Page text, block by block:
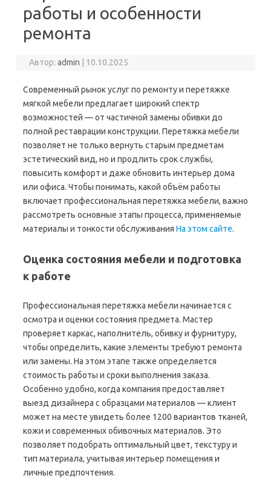
работы и особенности
ремонта
Автор:admin 10.10.2025
Современный рынок услуг по ремонту и перетяжке
мягкой мебели предлагает широкий спектр
возможностей — от частичной замены обивки до
полной реставрации конструкции. Перетяжка мебели
позволяет не только вернуть старым предметам
эстетический вид, но и продлить срок службы,
повысить комфорт и даже обновить интерьер дома
или офиса. Чтобы понимать, какой объём работы
включает профессиональная перетяжка мебели, важно
рассмотреть основные этапы процесса, применяемые
материалы и тонкости обслуживания На этом сайте.
Оценка состояния мебели и подготовка
к работе
Профессиональная перетяжка мебели начинается с
осмотра и оценки состояния предмета. Мастер
проверяет каркас, наполнитель, обивку и фурнитуру,
чтобы определить, какие элементы требуют ремонта
или замены. На этом этапе также определяется
стоимость работы и сроки выполнения заказа.
Особенно удобно, когда компания предоставляет
выезд дизайнера с образцами материалов — клиент
может на месте увидеть более 1200 вариантов тканей,
кожи и современных обивочных материалов. Это
позволяет подобрать оптимальный цвет, текстуру и
тип материала, учитывая интерьер помещения и
личные предпочтения.